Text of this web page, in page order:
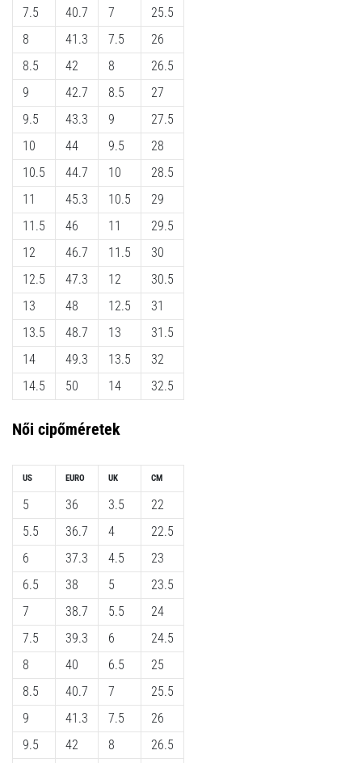
súlyemelés.
Téged
vonz
a
változatos
edzés,
ami
egy
kicsit
mindig
más?
Csatlakozz
a
Cross
Training…
Minden cikk
megjelenítése
7.5
8
8.5
9
9.5
10
10.5
11
11.5
12
12.5
13
13.5
14
14.5
40.7
41.3
42
42.7
43.3
44
44.7
45.3
46
46.7
47.3
48
48.7
49.3
50
7
7.5
8
8.5
9
9.5
10
10.5
11
11.5
12
12.5
13
13.5
14
25.5
26
26.5
27
27.5
28
28.5
29
29.5
30
30.5
31
31.5
32
32.5
Női cipőméretek
US
5
5.5
6
6.5
7
7.5
8
8.5
9
9.5
EURO
36
36.7
37.3
38
38.7
39.3
40
40.7
41.3
42
UK
3.5
4
4.5
5
5.5
6
6.5
7
7.5
8
CM
22
22.5
23
23.5
24
24.5
25
25.5
26
26.5